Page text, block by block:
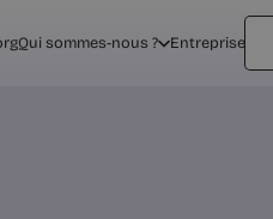
Qui sommes-nous ? Entreprise